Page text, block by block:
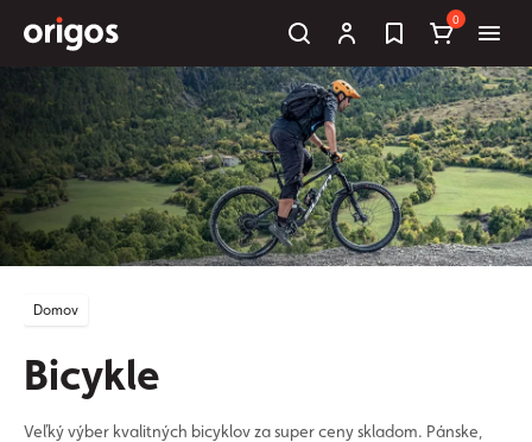
0
Domov
Bicykle
Veľký výber kvalitných bicyklov za super ceny skladom. Pánske,